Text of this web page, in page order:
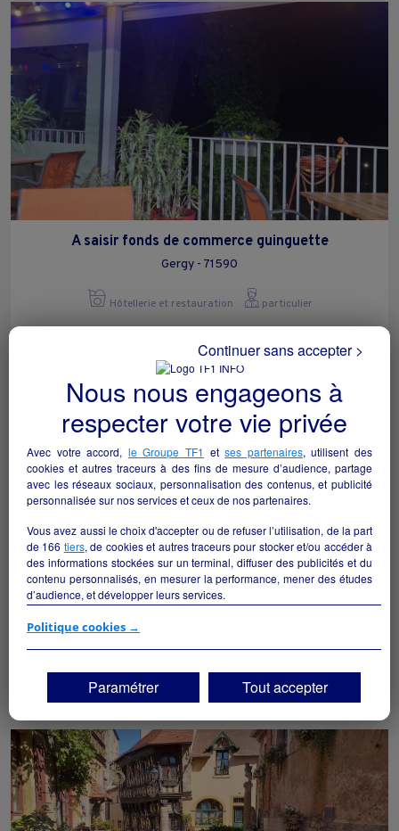
A saisir fonds de commerce guinguette
Gergy - 71590
Hôtellerie et restauration particulier
Vend Bar-restaurant (fond de commerce avec ou sans
les murs) à Saint-Yan (71) - Cause retraite - gérance
Hôtellerie et restauration particulier
Nous nous engageons à
respecter votre vie privée
Avec votre accord, le Groupe TF1 etses partenaires, utilisent des
cookies et autres traceurs à des fins de mesure d’audience, partage
avec les réseaux sociaux, personnalisation des contenus, et publicité
personnalisée sur nos services et ceux de nos partenaires.
Vous avez aussi le choix d'accepter ou de refuser l’utilisation, de la part
de 166 tiers, de cookies et autres traceurs pour stocker et/ou accéder à
des informations stockées sur un terminal, diffuser des publicités et du
contenu personnalisés, en mesurer la performance, mener des études
d’audience, et développer leurs services.
Si vous continuez sans accepter, les fonctionnalités liées à la
vos centres d'intérêt. Seuls lescookies/traceurs techniquesseront
déposés et lus sur votre terminal.
Vous pouvez exprimer vos choix en cliquant sur "Tout accepter",
"Continuer sans accepter" ou "Paramétrer", et les modifier à tout
moment en cliquant sur le lien "Paramétrez vos choix" situé en bas de
page.
Politique cookies →
Paramétrer
Continuer sans accepter >
Tout accepter